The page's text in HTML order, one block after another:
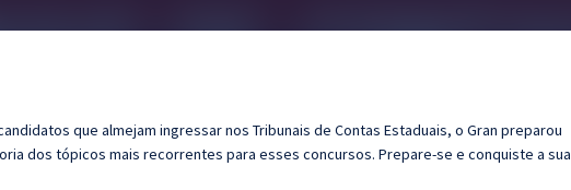
que almejam ingressar nos Tribunais de Contas Estaduais, o Gran preparou
dos tópicos mais recorrentes para esses concursos. Prepare-se e conquiste a sua